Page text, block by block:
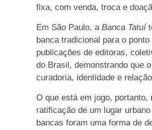
fixa, com venda, troca e
Em São Paulo, a Banca Tatuí
banca tradicional para o
publicações de editoras,
do Brasil, demonstrando que
curadoria, identidade e
O que está em jogo,
ratificação de um lugar
bancas foram uma forma de